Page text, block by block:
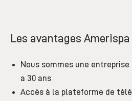
Les avantages
Nous sommes une
a 30 ans
Accès à la plateforme de